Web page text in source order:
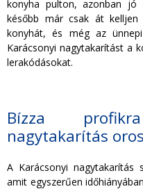
konyha pulton, azonban
később már csak át
konyhát, és még az
Karácsonyi nagytakarítást a
lerakódásokat.
Bízza
nagytakarítás
A Karácsonyi
amit egyszerűen